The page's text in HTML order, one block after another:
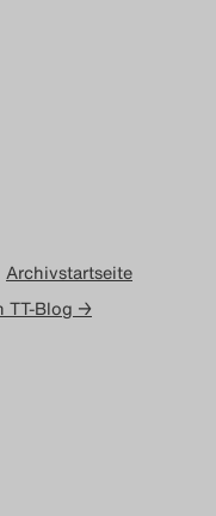
Archivstartseite
TT-Blog →